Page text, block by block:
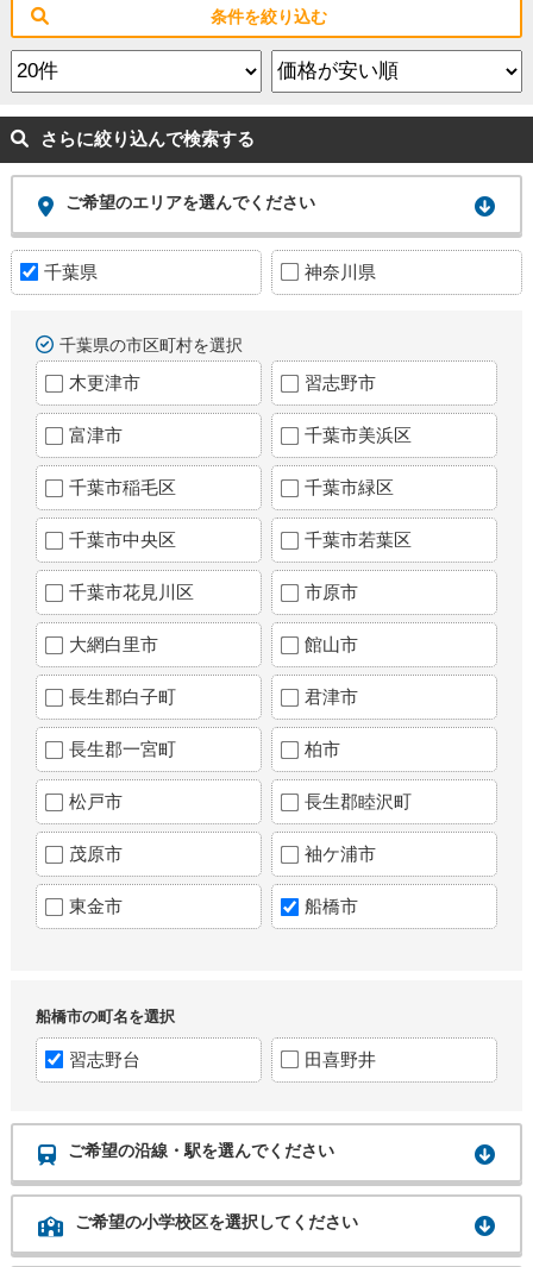
条件を絞り込む
さらに絞り込んで検索する
ご希望のエリアを選んでください
千葉県 神奈川県
千葉県の市区町村を選択
木更津市 習志野市
富津市 千葉市美浜区
千葉市稲毛区 千葉市緑区
千葉市中央区 千葉市若葉区
千葉市花見川区 市原市
大網白里市 館山市
長生郡白子町 君津市
長生郡一宮町 柏市
松戸市 長生郡睦沢町
茂原市 袖ケ浦市
東金市 船橋市
船橋市の町名を選択
習志野台 田喜野井
ご希望の沿線・駅を選んでください
ご希望の小学校区を選択してください